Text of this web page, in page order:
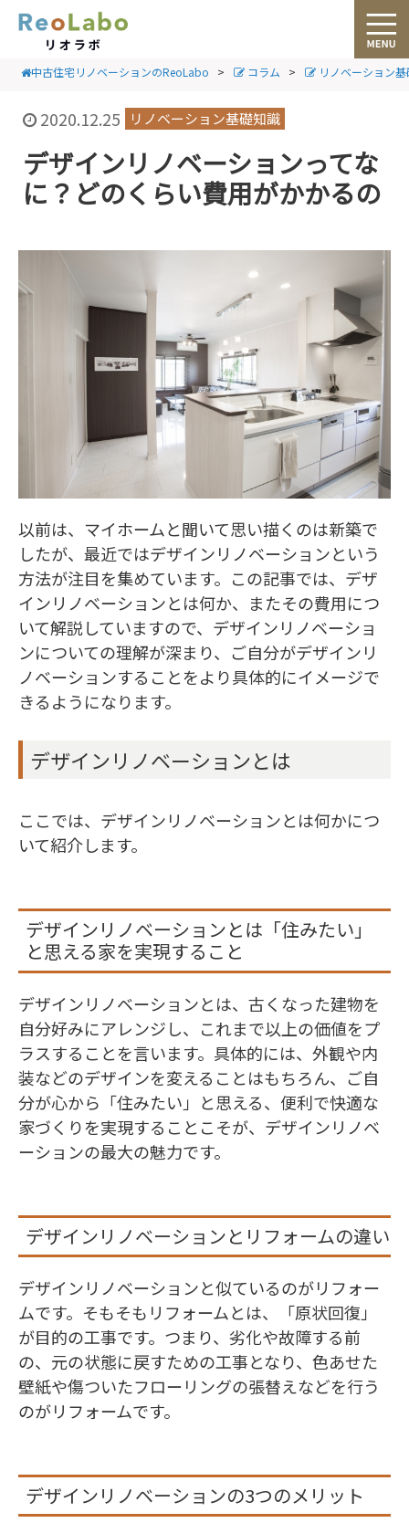
中古住宅リノベーションのReoLabo > コラム > リノベーション
2020.12.25 リノベーション基礎知識
デザインリノベーションってな
に？どのくらい費用がかかるの
以前は、マイホームと聞いて思い描くのは新築で
したが、最近ではデザインリノベーションという
方法が注目を集めています。この記事では、デザ
インリノベーションとは何か、またその費用につ
いて解説していますので、デザインリノベーショ
ンについての理解が深まり、ご自分がデザインリ
ノベーションすることをより具体的にイメージで
きるようになります。
デザインリノベーションとは
ここでは、デザインリノベーションとは何かにつ
いて紹介します。
デザインリノベーションとは「住みたい」
と思える家を実現すること
デザインリノベーションとは、古くなった建物を
自分好みにアレンジし、これまで以上の価値をプ
ラスすることを言います。具体的には、外観や内
装などのデザインを変えることはもちろん、ご自
分が心から「住みたい」と思える、便利で快適な
家づくりを実現することこそが、デザインリノベ
ーションの最大の魅力です。
デザインリノベーションとリフォームの違い
デザインリノベーションと似ているのがリフォー
ムです。そもそもリフォームとは、「原状回復」
が目的の工事です。つまり、劣化や故障する前
の、元の状態に戻すための工事となり、色あせた
壁紙や傷ついたフローリングの張替えなどを行う
のがリフォームです。
デザインリノベーションの3つのメリット